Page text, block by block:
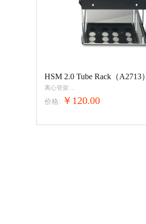
HSM 2.0 Tube Rack（A2713）
离心管架 ...
价格: ￥120.00